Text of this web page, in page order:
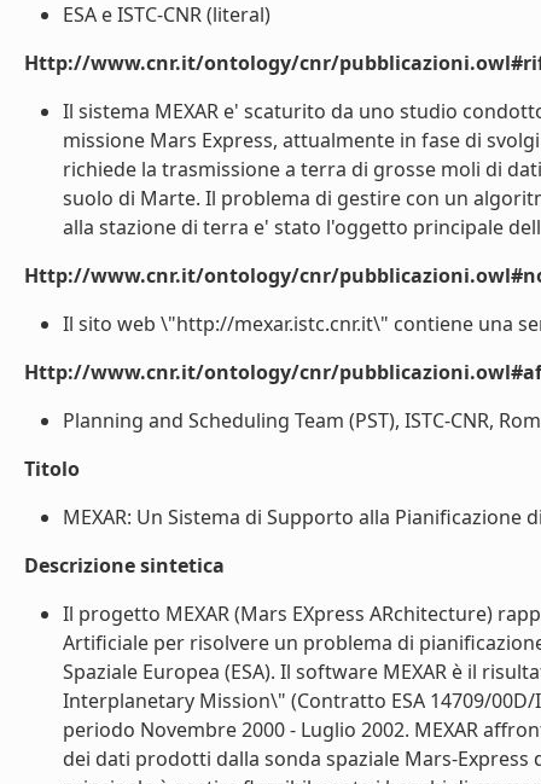
ESA e ISTC-CNR (literal)
Http://www.cnr.it/ontology/cnr/
Il sistema MEXAR e' scaturito da uno studio
missione Mars Express, attualmente in fase di
richiede la trasmissione a terra di grosse moli di
suolo di Marte. Il problema di gestire con un
alla stazione di terra e' stato l'oggetto principale
Http://www.cnr.it/ontology/cnr/
Il sito web \"http://mexar.istc.cnr.it\" contiene una
Http://www.cnr.it/ontology/cnr/
Planning and Scheduling Team (PST), ISTC-CNR,
Titolo
MEXAR: Un Sistema di Supporto alla Pianificazione
Descrizione sintetica
Il progetto MEXAR (Mars EXpress ARchitecture)
Artificiale per risolvere un problema di
Spaziale Europea (ESA). Il software MEXAR è il
Interplanetary Mission\" (Contratto ESA 14709/
periodo Novembre 2000 - Luglio 2002. MEXAR
dei dati prodotti dalla sonda spaziale Mars-